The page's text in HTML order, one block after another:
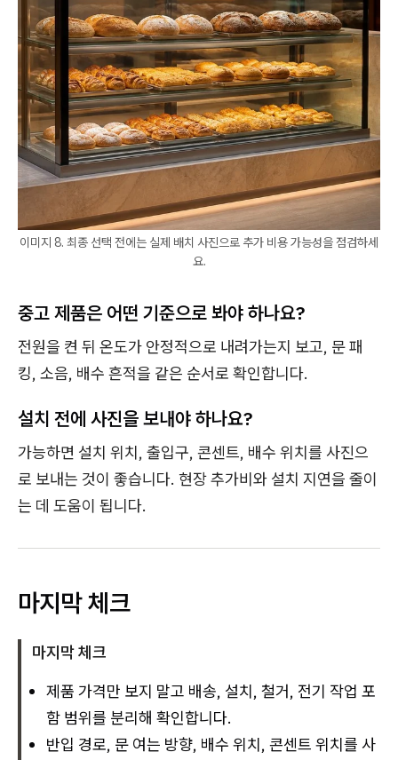
이미지 8. 최종 선택 전에는 실제 배치 사진으로 추가 비용 가능성을 점검하세
요.
중고 제품은 어떤 기준으로 봐야 하나요?
전원을 켠 뒤 온도가 안정적으로 내려가는지 보고, 문 패
킹, 소음, 배수 흔적을 같은 순서로 확인합니다.
설치 전에 사진을 보내야 하나요?
가능하면 설치 위치, 출입구, 콘센트, 배수 위치를 사진으
로 보내는 것이 좋습니다. 현장 추가비와 설치 지연을 줄이
는 데 도움이 됩니다.
마지막 체크
마지막 체크
제품 가격만 보지 말고 배송, 설치, 철거, 전기 작업 포
함 범위를 분리해 확인합니다.
반입 경로, 문 여는 방향, 배수 위치, 콘센트 위치를 사